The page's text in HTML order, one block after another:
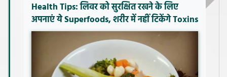
Health Tips: लिवर को सुरक्षित रखने के लिए
अपनाएं ये Superfoods, शरीर में नहीं टिकेंगे Toxins